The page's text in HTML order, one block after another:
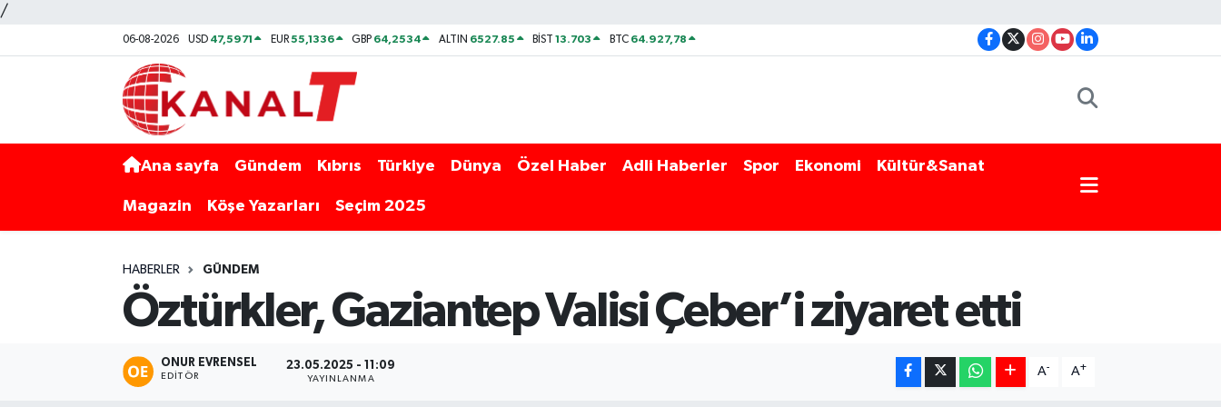
/
06-08-2026 USD 47,5971 EUR55,1336 GBP 64,2534 ALTIN 6527.85 BİST13.703 BTC 64.927,78
Ana sayfa Gündem Kıbrıs Türkiye Dünya Özel Haber Adli Haberler Spor Ekonomi Kültür&Sanat
Magazin Köşe Yazarları Seçim 2025
HABERLER GÜNDEM
Öztürkler, Gaziantep Valisi Çeber’i ziyaret etti
ONUR EVRENSEL
EDITÖR
23.05.2025 - 11:09
YAYINLANMA
A- A+